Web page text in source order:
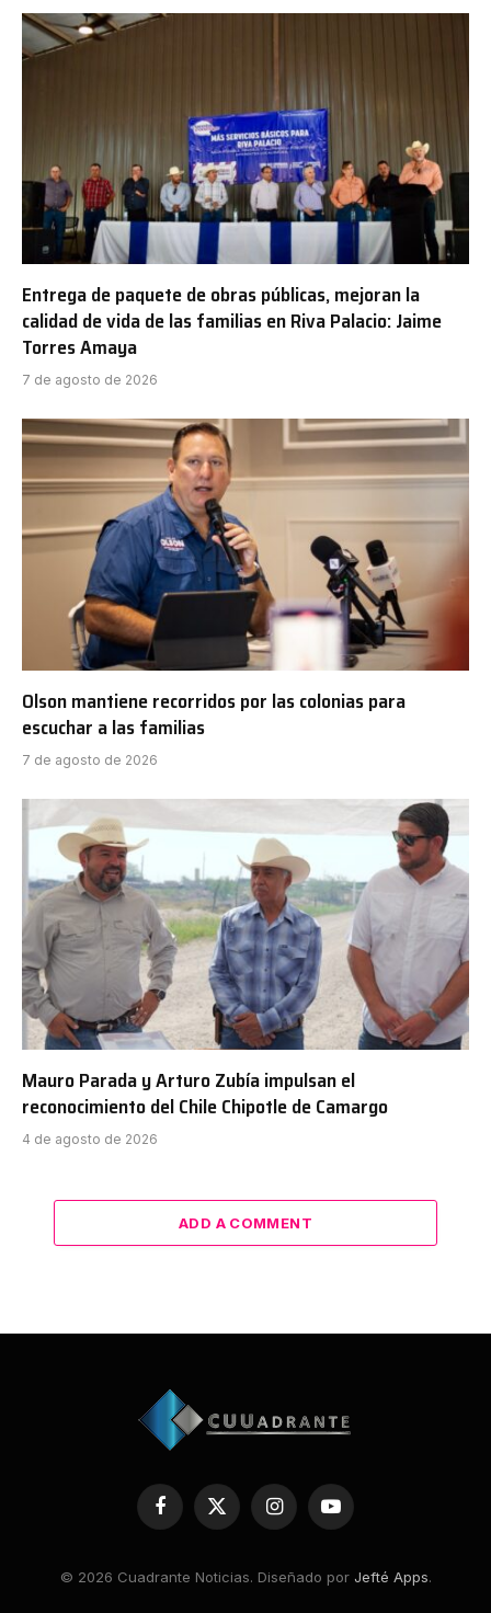
Entrega de paquete de obras públicas, mejoran la
calidad de vida de las familias en Riva Palacio: Jaime
Torres Amaya
7 de agosto de 2026
Olson mantiene recorridos por las colonias para
escuchar a las familias
7 de agosto de 2026
Mauro Parada y Arturo Zubía impulsan el
reconocimiento del Chile Chipotle de Camargo
4 de agosto de 2026
ADD A COMMENT
Facebook
X
InstagramYouTube
© 2026 Cuadrante Noticias. Diseñado por Jefté Apps.